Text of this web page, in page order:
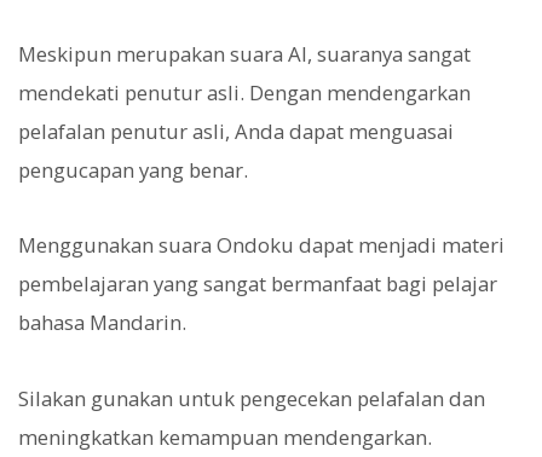
Meskipun merupakan suara AI, suaranya sangat
mendekati penutur asli. Dengan mendengarkan
pelafalan penutur asli, Anda dapat menguasai
pengucapan yang benar.
Menggunakan suara Ondoku dapat menjadi materi
pembelajaran yang sangat bermanfaat bagi pelajar
bahasa Mandarin.
Silakan gunakan untuk pengecekan pelafalan dan
meningkatkan kemampuan mendengarkan.